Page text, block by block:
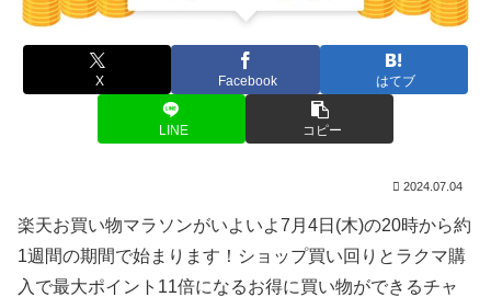
X Facebook はてブ
LINE コピー
2024.07.04
楽天お買い物マラソンがいよいよ7月4日(木)の20時から約
1週間の期間で始まります！ショップ買い回りとラクマ購
入で最大ポイント11倍になるお得に買い物ができるチャ